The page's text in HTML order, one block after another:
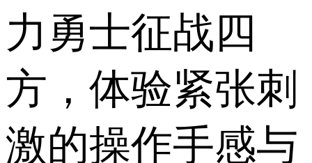
力勇士征战四
方，体验紧张刺
激的操作手感与